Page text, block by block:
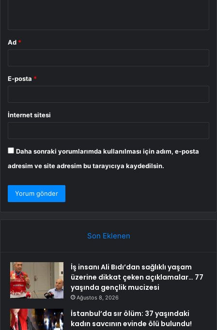
Ad *
E-posta *
İnternet sitesi
Daha sonraki yorumlarımda kullanılması için adım, e-posta
adresim ve site adresim bu tarayıcıya kaydedilsin.
Son Eklenen
İş insanı Ali Bıdı’dan sağlıklı yaşam
üzerine dikkat çeken açıklamalar… 77
yaşında gençlik mucizesi
Ağustos 8, 2026
İstanbul’da sır ölüm: 37 yaşındaki
kadın savcının evinde ölü bulundu!